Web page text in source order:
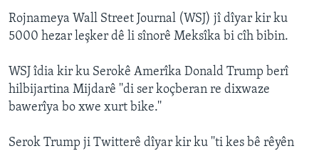
Rojnameya Wall Street Journal (WSJ) jî dîyar kir ku
5000 hezar leşker dê li sînorê Meksîka bi cîh bibin.
WSJ îdia kir ku Serokê Amerîka Donald Trump berî
hilbijartina Mijdarê ''di ser koçberan re dixwaze
bawerîya bo xwe xurt bike.''
Serok Trump ji Twitterê dîyar kir ku ''ti kes bê rêyên